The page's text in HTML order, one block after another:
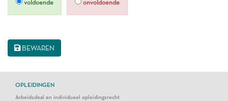
voldoende onvoldoende
BEWAREN
OPLEIDINGEN
Arbeidsdeal en individueel opleidingsrecht